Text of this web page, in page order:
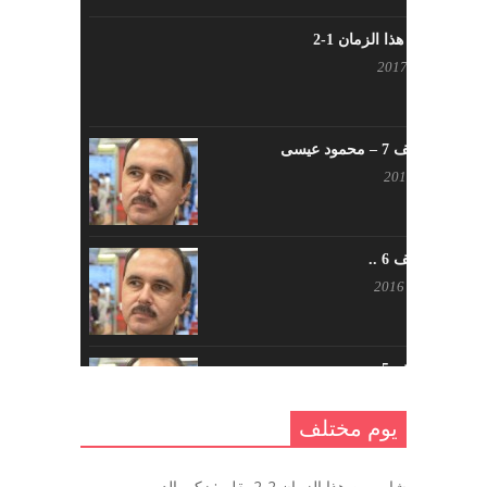
شاب من هذا الزمان 1-2
يوم مختلف 7 – محمود عيسى
يوم مختلف 6 ..
يوم مختلف 5 ..
يوم مختلف …
يوم مختلف